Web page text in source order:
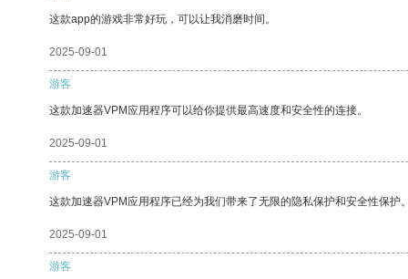
这款app的游戏非常好玩，可以让我消磨时间。
2025-09-01
游客
这款加速器VPM应用程序可以给你提供最高速度和安全性的连接。
2025-09-01
游客
这款加速器VPM应用程序已经为我们带来了无限的隐私保护和安全性保护
2025-09-01
游客